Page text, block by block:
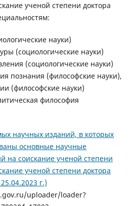
ученой степени доктора
науки)
(социологические науки)
(социологические науки)
познания (философские науки),
(философские науки)
философия
научных изданий, в которых
основные научные
на соискание ученой степени
ученой степени доктора
г.)
uploader/loader?